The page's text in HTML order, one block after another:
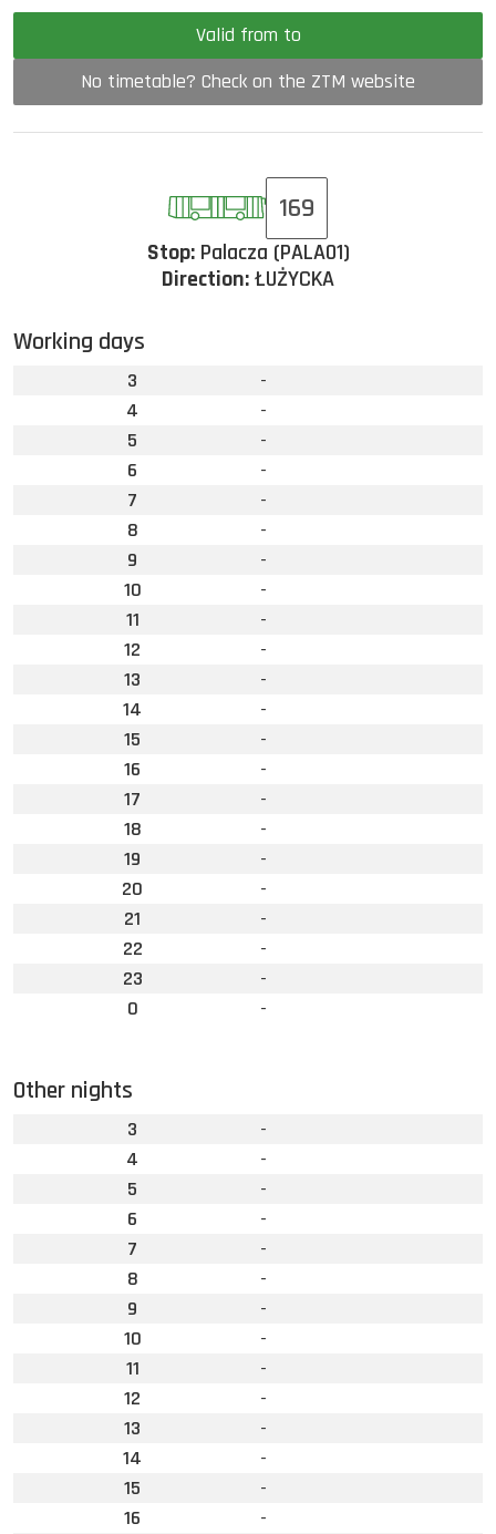
Valid from to
No timetable? Check on the ZTM website
169
Stop:Palacza (PALA01)
Direction:ŁUŻYCKA
Working days
3
-
4
-
5
-
6
-
7
-
8
-
9
-
10
-
11
-
12
-
13
-
14
-
15
-
16
-
17
-
18
-
19
-
20
-
21
-
22
-
23
-
0
-
Other nights
3
-
4
-
5
-
6
-
7
-
8
-
9
-
10
-
11
-
12
-
13
-
14
-
15
-
16
-